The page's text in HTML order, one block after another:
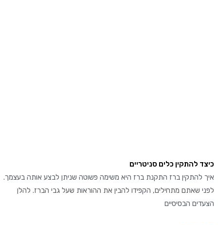
להתקין כלים סניטריים
ברז התקנת ברז היא משימה פשוטה שניתן לבצע אותה בעצמך.
שאתם מתחילים, הקפידו להבין את ההוראות שעל גבי הברז. להלן
הבסיסיים